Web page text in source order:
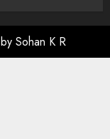
by Sohan K R